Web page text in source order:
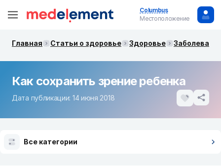
Columbus
Местоположение
Главная Статьи о здоровье Здоровье
Как сохранить зрение ребенка
Дата публикации: 14 июня 2018
Все категории